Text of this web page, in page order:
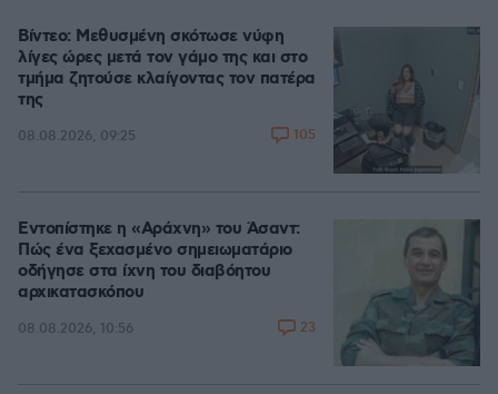
Βίντεο: Μεθυσμένη σκότωσε νύφη
λίγες ώρες μετά τον γάμο της και στο
τμήμα ζητούσε κλαίγοντας τον πατέρα
της
08.08.2026, 09:25 105
Εντοπίστηκε η «Αράχνη» του Άσαντ:
Πώς ένα ξεχασμένο σημειωματάριο
οδήγησε στα ίχνη του διαβόητου
αρχικατασκόπου
08.08.2026, 10:56 23